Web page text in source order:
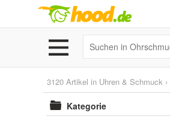
3120 Artikel in Uhren & Schmuck ›
Kategorie